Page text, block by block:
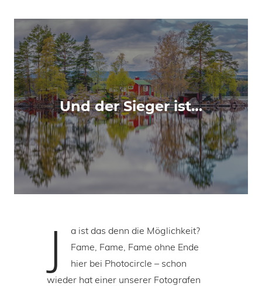
Und der Sieger ist…
J
a ist das denn die Möglichkeit?
Fame, Fame, Fame ohne Ende
hier bei Photocircle – schon
wieder hat einer unserer Fotografen